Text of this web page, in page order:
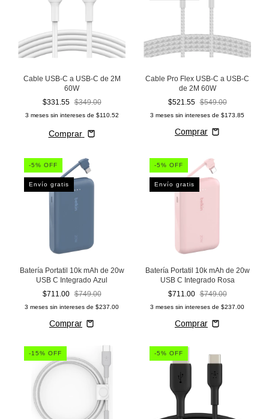
Cable USB-C a USB-C de 2M
60W
$331.55 $349.00
3 meses sin intereses de $110.52
Comprar
Cable Pro Flex USB-C a USB-C
de 2M 60W
$521.55 $549.00
3 meses sin intereses de $173.85
-5% OFF
Envío gratis
Batería Portatil 10k mAh de 20w
USB C Integrado Azul
$711.00 $749.00
3 meses sin intereses de $237.00
-5% OFF
Envío gratis
Batería Portatil 10k mAh de 20w
USB C Integrado Rosa
$711.00 $749.00
3 meses sin intereses de $237.00
-15% OFF -5% OFF